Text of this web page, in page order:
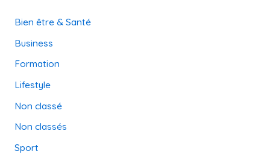
Bien être & Santé
Business
Formation
Lifestyle
Non classé
Non classés
Sport